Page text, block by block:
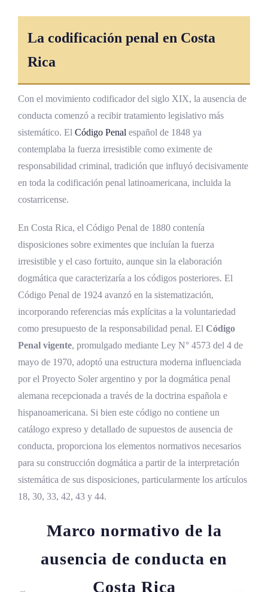
La codificación penal en Costa
Rica
Con el movimiento codificador del siglo XIX, la ausencia de
conducta comenzó a recibir tratamiento legislativo más
sistemático. El Código Penal español de 1848 ya
contemplaba la fuerza irresistible como eximente de
responsabilidad criminal, tradición que influyó decisivamente
en toda la codificación penal latinoamericana, incluida la
costarricense.
En Costa Rica, el Código Penal de 1880 contenía
disposiciones sobre eximentes que incluían la fuerza
irresistible y el caso fortuito, aunque sin la elaboración
dogmática que caracterizaría a los códigos posteriores. El
Código Penal de 1924 avanzó en la sistematización,
incorporando referencias más explícitas a la voluntariedad
como presupuesto de la responsabilidad penal. El Código
Penal vigente, promulgado mediante Ley N° 4573 del 4 de
mayo de 1970, adoptó una estructura moderna influenciada
por el Proyecto Soler argentino y por la dogmática penal
alemana recepcionada a través de la doctrina española e
hispanoamericana. Si bien este código no contiene un
catálogo expreso y detallado de supuestos de ausencia de
conducta, proporciona los elementos normativos necesarios
para su construcción dogmática a partir de la interpretación
sistemática de sus disposiciones, particularmente los artículos
18, 30, 33, 42, 43 y 44.
Marco normativo de la
ausencia de conducta en
Costa Rica